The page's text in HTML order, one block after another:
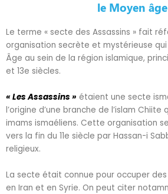
le Moyen âge
Le terme « secte des Assassins » fait
organisation secrète et mystérieuse
Âge au sein de la région islamique,
et 13e siècles.
« Les Assassins » étaient une secte
l’origine d’une branche de l’islam
imams ismaéliens. Cette organisation
vers la fin du 11e siècle par Hassan-i
religieux.
La secte était connue pour occuper
en Iran et en Syrie. On peut citer